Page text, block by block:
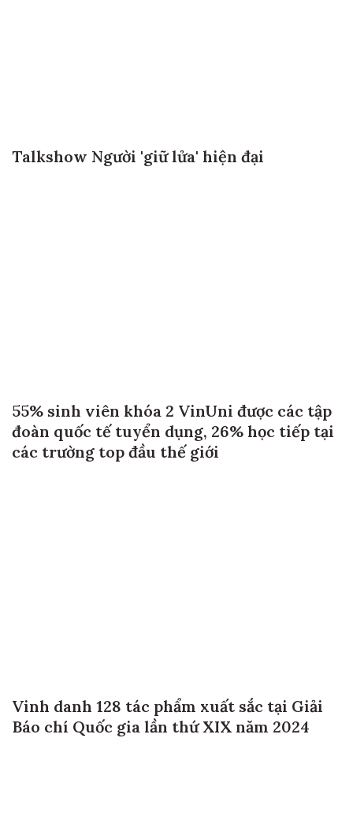
Talkshow Người 'giữ lửa' hiện đại
55% sinh viên khóa 2 VinUni được các tập
đoàn quốc tế tuyển dụng, 26% học tiếp tại
các trường top đầu thế giới
Vinh danh 128 tác phẩm xuất sắc tại Giải
Báo chí Quốc gia lần thứ XIX năm 2024